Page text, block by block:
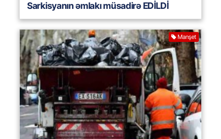
Sarkisyanın əmlakı müsadirə EDİLDİ
Manşet